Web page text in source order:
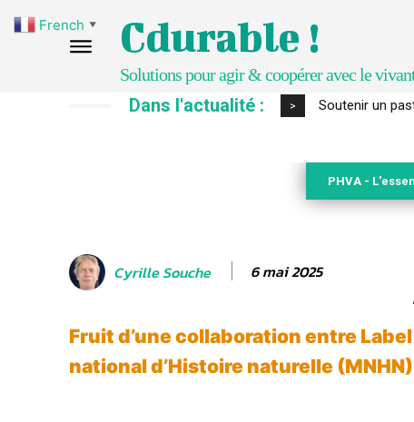
Cdurable !
Solutions pour agir & coopérer avec le
Dans l'actualité : > S’inspirer de
PHVA -
Cyrille Souche 6 mai 2025
Fruit d’une collaboration entre
national d’Histoire naturelle (MNHN)
French ▼